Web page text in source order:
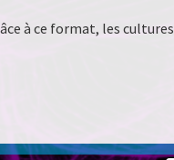
à ce format, les cultures